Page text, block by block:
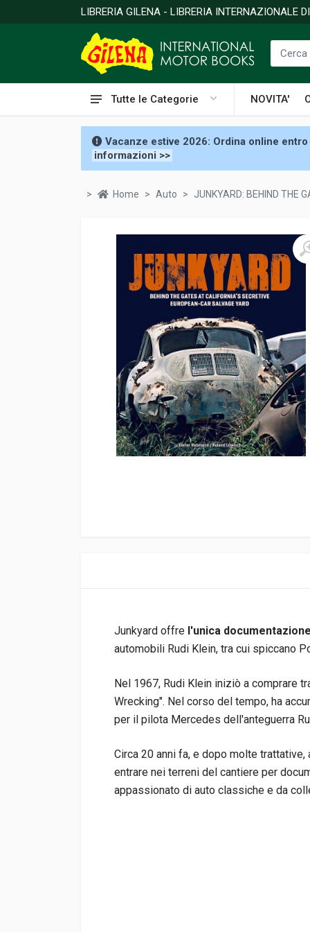
LIBRERIA GILENA - LIBRERIA INTERNAZIONALE
Tutte le Categorie NOVITA'
Vacanze estive 2026: Ordina online
informazioni >>
Home Auto JUNKYARD: BEHIND THE
Junkyard offre l'unica
automobili Rudi Klein, tra cui spiccano
Nel 1967, Rudi Klein iniziò a comprare
Wrecking". Nel corso del tempo, ha
per il pilota Mercedes dell'anteguerra
Circa 20 anni fa, e dopo molte
entrare nei terreni del cantiere per
appassionato di auto classiche e da